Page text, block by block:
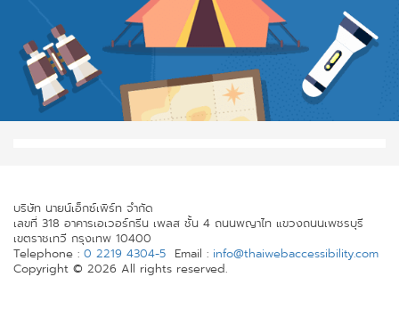
บริษัท นายน์เอ็กซ์เพิร์ท จำกัด
เลขที่ 318 อาคารเอเวอร์กรีน เพลส ชั้น 4 ถนนพญาไท แขวงถนนเพชรบุรี
เขตราชเทวี กรุงเทพ 10400
Telephone : 0 2219 4304-5 Email : info@thaiwebaccessibility.com
Copyright © 2026 All rights reserved.